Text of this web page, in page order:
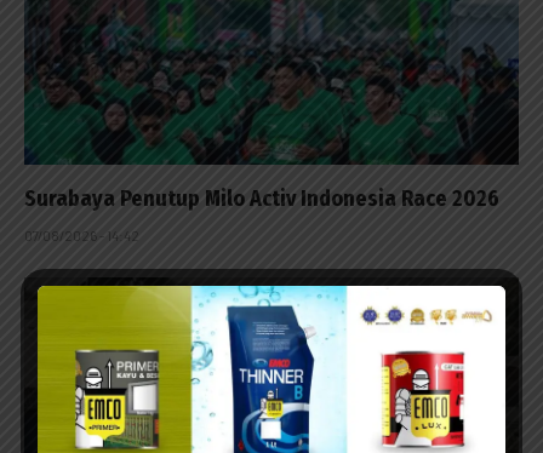
Surabaya Penutup Milo Activ Indonesia Race 2026
07/08/2026 - 14:42